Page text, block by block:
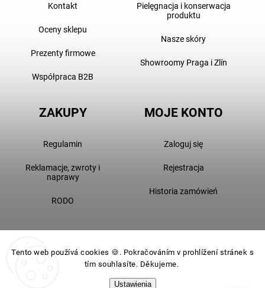
Tento web používá cookies 🍪. Pokračováním v prohlížení stránek s
tím souhlasíte. Děkujeme.
Ustawienia
Kontakt
Oceny sklepu
Prezenty firmowe
Współpraca B2B
Pielęgnacja i konserwacja
produktu
Nasze skóry
Showroomy Praga i Zlín
ZAKUPY
Regulamin
Reklamacje, zwroty i
naprawy
RODO
MOJE KONTO
Zaloguj się
Rejestracja
Historia zamówień